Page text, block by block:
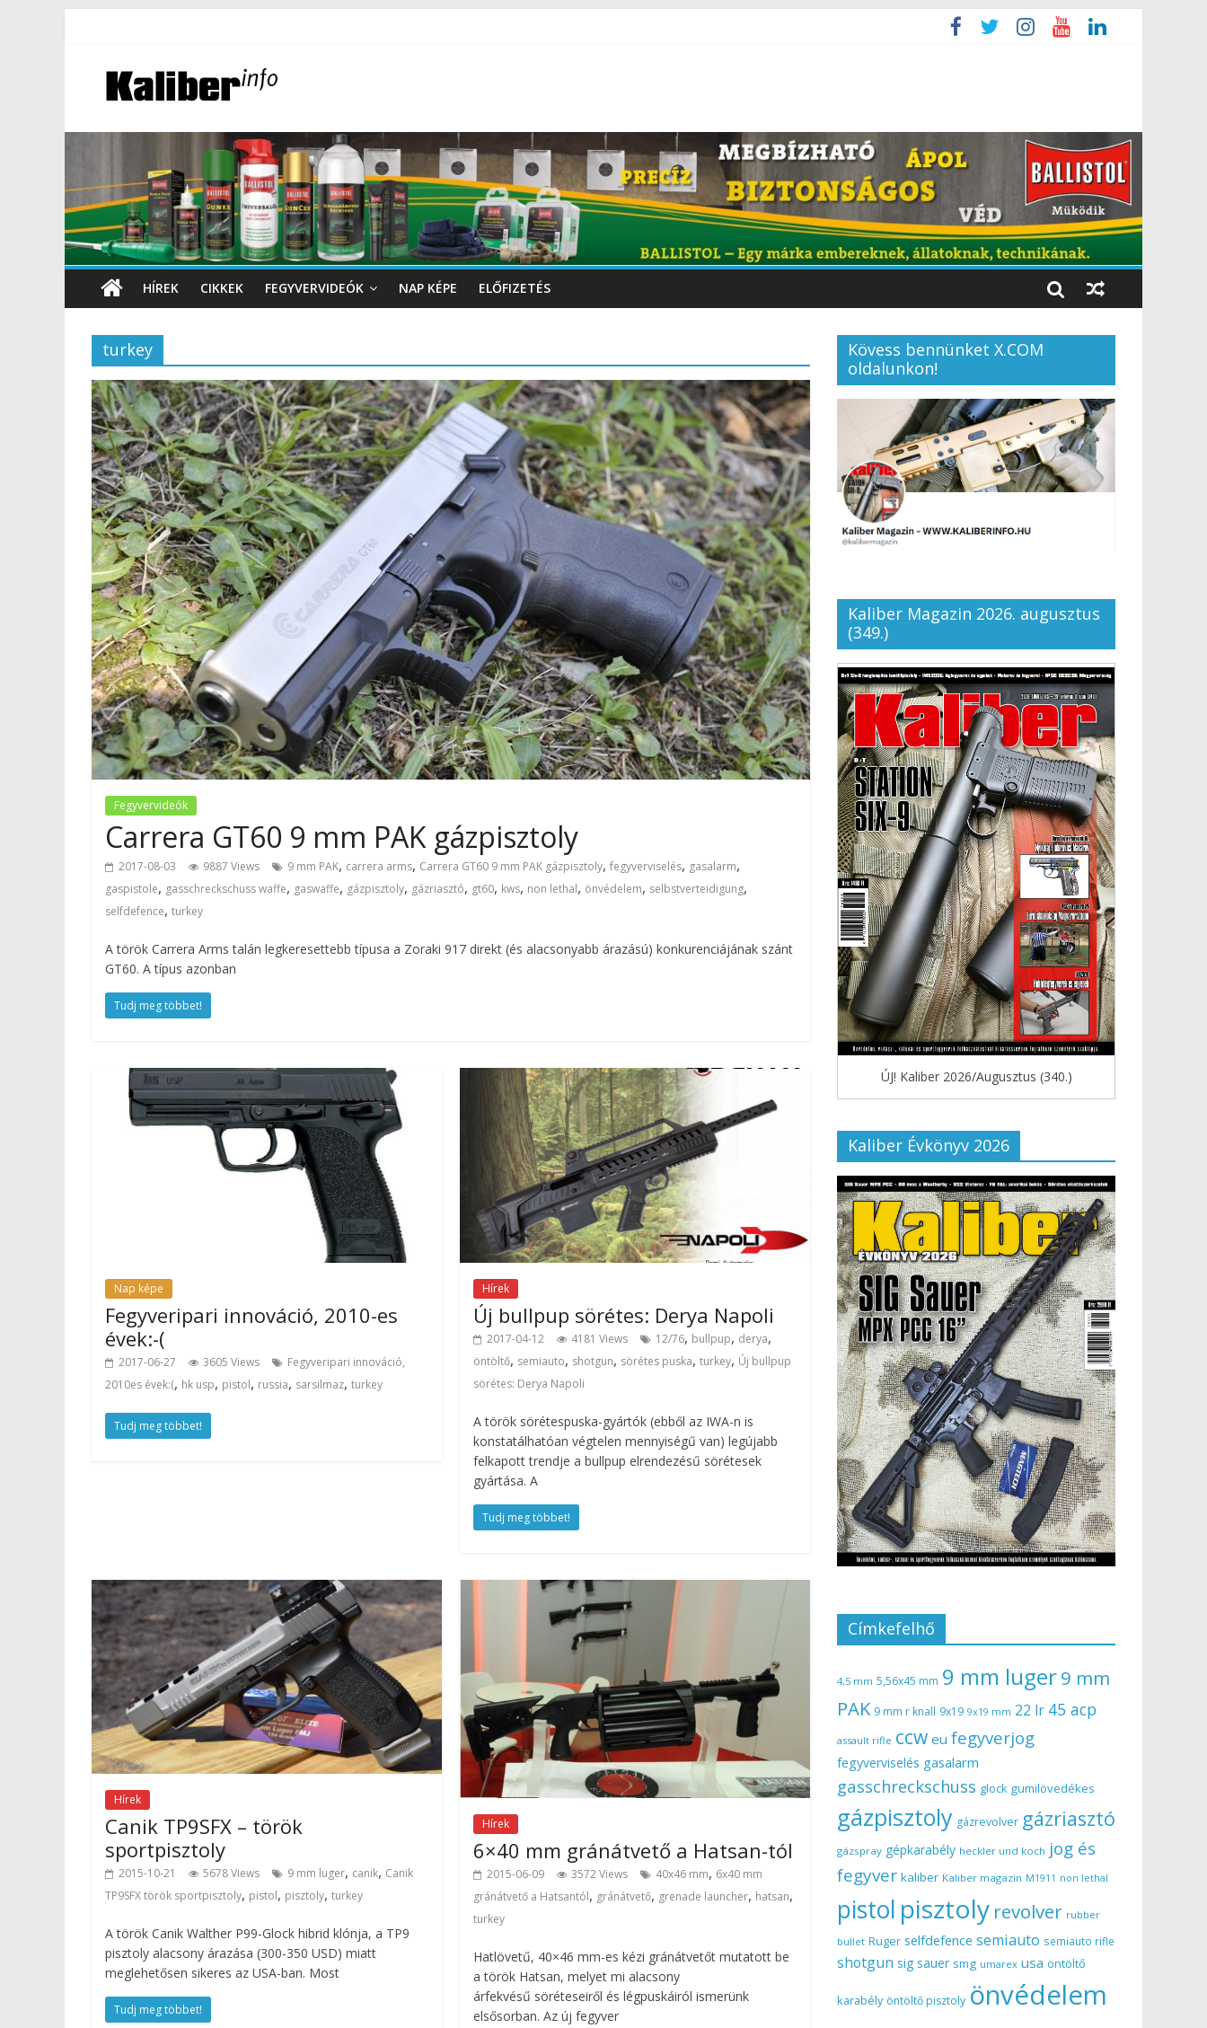
HÍREK CIKKEK FEGYVERVIDEÓK NAP KÉPE ELŐFIZETÉS
turkey
Fegyvervideók
Carrera GT60 9 mm PAK gázpisztoly
2017-08-03 9887 Views 9 mm PAK, carrera arms, Carrera GT60 9 mm PAK gázpisztoly, fegyverviselés, gasalarm,
gaspistole, gasschreckschuss waffe, gaswaffe, gázpisztoly, gázriasztó, gt60, kws, non lethal, önvédelem, selbstverteidigung,
selfdefence, turkey
A török Carrera Arms talán legkeresettebb típusa a Zoraki 917 direkt (és alacsonyabb árazású) konkurenciájának szánt
GT60. A típus azonban
Tudj meg többet!
Nap képe
Fegyveripari innováció, 2010-es
évek:-(
2017-06-27 3605 Views
Fegyveripari innováció,
2010es évek:(, hk usp, pistol, russia, sarsilmaz, turkey
Tudj meg többet!
Hírek
Új bullpup sörétes: Derya Napoli
2017-04-12 4181 Views 12/76, bullpup, derya,
öntöltő, semiauto, shotgun, sörétes puska,turkey, Új bullpup
sörétes: Derya Napoli
A török sörétespuska-gyártók (ebből az IWA-n is
konstatálhatóan végtelen mennyiségű van) legújabb
felkapott trendje a bullpup elrendezésű sörétesek
gyártása. A
Tudj meg többet!
Hírek
Canik TP9SFX – török
sportpisztoly
2015-10-21 5678 Views 9 mm luger, canik, Canik
TP9SFX török sportpisztoly, pistol, pisztoly, turkey
A török Canik Walther P99-Glock hibrid klónja, a TP9
pisztoly alacsony árazása (300-350 USD) miatt
meglehetősen sikeres az USA-ban. Most
Tudj meg többet!
Hírek
6×40 mm gránátvető a Hatsan-tól
2015-06-09 3572 Views 40x46 mm, 6x40 mm
gránátvető a Hatsantól, gránátvető, grenade launcher, hatsan,
turkey
Hatlövetű, 40×46 mm-es kézi gránátvetőt mutatott be
a török Hatsan, melyet mi alacsony
árfekvésű söréteseiről és légpuskáiról ismerünk
elsősorban. Az új fegyver
Kövess bennünket X.COM
oldalunkon!
Kaliber Magazin 2026. augusztus
(349.)
ÚJ! Kaliber 2026/Augusztus (340.)
Kaliber Évkönyv 2026
Címkefelhő
4,5 mm 5,56x45 mm 9 mm luger9 mm
PAK 9 mm r knall 9x19 9x19 mm 22 lr 45 acp
assault rifle ccw eu fegyverjog
fegyverviselés gasalarm
gasschreckschuss glock gumilövedékes
gázpisztoly gázrevolver gázriasztó
gázspray gépkarabély heckler und koch jog és
fegyver kaliber Kaliber magazin M1911 non lethal
pistol pisztoly revolver rubber
bullet Ruger selfdefence semiauto semiauto rifle
shotgun sig sauer smg umarex usa öntöltő
karabély öntöltő pisztoly önvédelem